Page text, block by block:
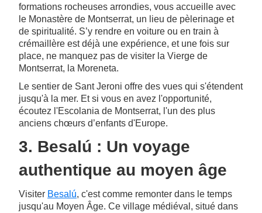
formations rocheuses arrondies, vous accueille avec
le Monastère de Montserrat, un lieu de pèlerinage et
de spiritualité. S’y rendre en voiture ou en train à
crémaillère est déjà une expérience, et une fois sur
place, ne manquez pas de visiter la Vierge de
Montserrat, la Moreneta.
Le sentier de Sant Jeroni offre des vues qui s'étendent
jusqu'à la mer. Et si vous en avez l'opportunité,
écoutez l'Escolania de Montserrat, l'un des plus
anciens chœurs d’enfants d'Europe.
3. Besalú : Un voyage
authentique au moyen âge
Visiter Besalú, c'est comme remonter dans le temps
jusqu'au Moyen Âge. Ce village médiéval, situé dans